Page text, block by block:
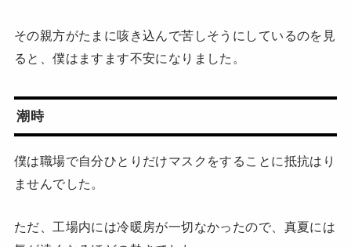
その親方がたまに咳き込んで苦しそうにしているのを見
ると、僕はますます不安になりました。
潮時
僕は職場で自分ひとりだけマスクをすることに抵抗はり
ませんでした。
ただ、工場内には冷暖房が一切なかったので、真夏には